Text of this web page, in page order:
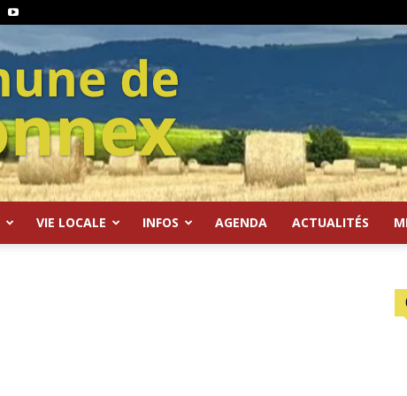
VIE LOCALE INFOS AGENDA ACTUALITÉS